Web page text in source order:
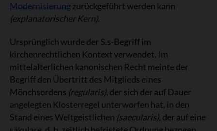
Modernisierungzurückgeführt werden kann
(explanatorischer Kern).
Ursprünglich wurde der S.s-Begriff im
kirchenrechtlichen Kontext verwendet. Im
mittelalterlichen kanonischen Recht meinte der
Begriff den Übertritt des Mitglieds eines
Mönchsordens (regularis), der sich der auf Dauer
angelegten Klosterregel unterworfen hat, in den
Stand eines Weltgeistlichen (saecularis), der auf eine